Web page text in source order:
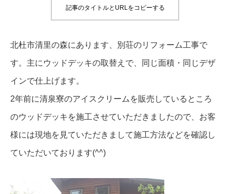
記事のタイトルとURLをコピーする
北杜市清里の森にあります、別荘のリフォーム工事で
す。主にウッドデッキの取替えで、同じ面積・同じデザ
インで仕上げます。
2年前に清泉寮のアイスクリームを販売しているところ
のウッドデッキを施工させていただきましたので、お客
様には現地を見ていただきまして施工方法などを確認し
ていただいております(^^)